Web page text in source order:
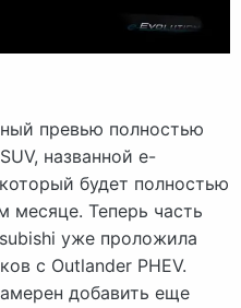
превью полностью
названной e-
будет полностью
месяце. Теперь часть
уже проложила
с Outlander PHEV.
добавить еще